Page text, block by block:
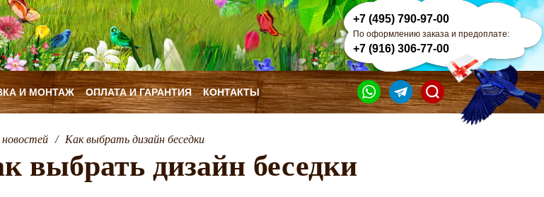
И МОНТАЖ ОПЛАТА И ГАРАНТИЯ КОНТАКТЫ
+7 (495) 790-97-00
По оформлению заказа и предоплате:
+7 (916) 306-77-00
/ Как выбрать дизайн беседки
выбрать дизайн беседки